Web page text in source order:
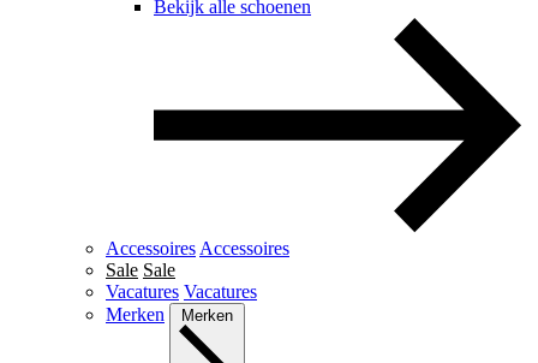
Bekijk alle schoenen
Accessoires Accessoires
Sale Sale
Vacatures Vacatures
Merken
Merken